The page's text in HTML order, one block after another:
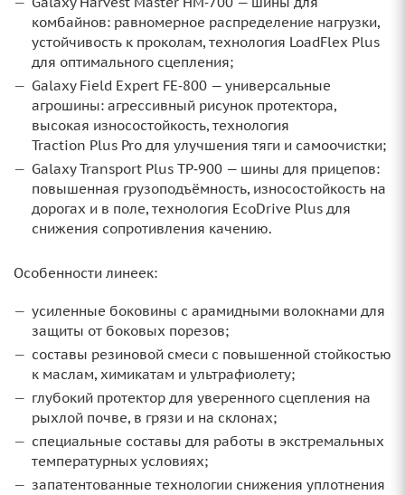
комбайнов: равномерное распределение нагрузки,
устойчивость к проколам, технология LoadFlex Plus
для оптимального сцепления;
Galaxy Field Expert FE‑800 — универсальные
агрошины: агрессивный рисунок протектора,
высокая износостойкость, технология
Traction Plus Pro для улучшения тяги и самоочистки;
Galaxy Transport Plus TP‑900 — шины для прицепов:
повышенная грузоподъёмность, износостойкость на
дорогах и в поле, технология EcoDrive Plus для
снижения сопротивления качению.
Особенности линеек:
усиленные боковины с арамидными волокнами для
защиты от боковых порезов;
составы резиновой смеси с повышенной стойкостью
к маслам, химикатам и ультрафиолету;
глубокий протектор для уверенного сцепления на
рыхлой почве, в грязи и на склонах;
специальные составы для работы в экстремальных
температурных условиях;
запатентованные технологии снижения уплотнения